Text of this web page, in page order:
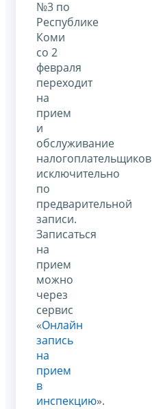
№3 по
Республике
Коми
со 2
февраля
переходит
на
прием
и
обслуживание
налогоплательщиков
исключительно
по
предварительной
записи.
Записаться
на
прием
можно
через
сервис
«Онлайн
запись
на
прием
в
инспекцию».